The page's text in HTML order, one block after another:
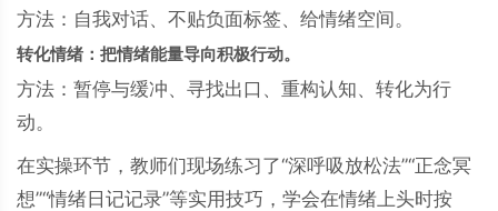
方法：自我对话、不贴负面标签、给情绪空间。
转化情绪：把情绪能量导向积极行动。
方法：暂停与缓冲、寻找出口、重构认知、转化为行
动。
在实操环节，教师们现场练习了“深呼吸放松法”“正念冥
想”“情绪日记记录”等实用技巧，学会在情绪上头时按